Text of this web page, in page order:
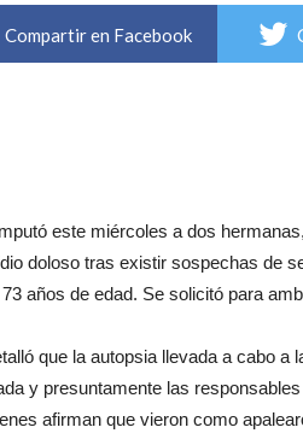
Compartir en Facebook
este miércoles a dos
doloso tras existir sospechas de
años de edad. Se solicitó para
que la autopsia llevada a cabo
y presuntamente las
afirman que vieron como